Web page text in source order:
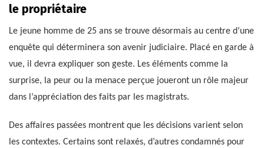
le propriétaire
Le jeune homme de 25 ans se trouve désormais au centre d’une
enquête qui déterminera son avenir judiciaire. Placé en garde à
vue, il devra expliquer son geste. Les éléments comme la
surprise, la peur ou la menace perçue joueront un rôle majeur
dans l’appréciation des faits par les magistrats.
Des affaires passées montrent que les décisions varient selon
les contextes. Certains sont relaxés, d’autres condamnés pour